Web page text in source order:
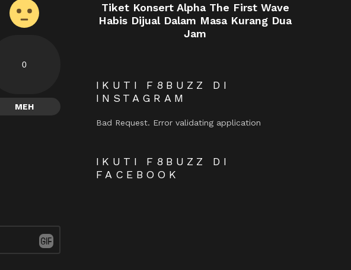
0
MEH
Tiket Konsert Alpha The First Wave
Habis Dijual Dalam Masa Kurang Dua
Jam
IKUTI F8BUZZ DI
INSTAGRAM
Bad Request. Error validating application
IKUTI F8BUZZ DI
FACEBOOK